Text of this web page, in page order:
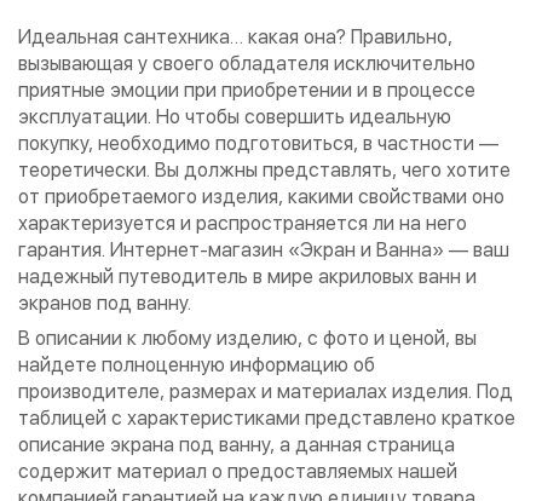
Идеальная сантехника… какая она? Правильно,
вызывающая у своего обладателя исключительно
приятные эмоции при приобретении и в процессе
эксплуатации. Но чтобы совершить идеальную
покупку, необходимо подготовиться, в частности —
теоретически. Вы должны представлять, чего хотите
от приобретаемого изделия, какими свойствами оно
характеризуется и распространяется ли на него
гарантия. Интернет-магазин «Экран и Ванна» — ваш
надежный путеводитель в мире акриловых ванн и
экранов под ванну.
В описании к любому изделию, с фото и ценой, вы
найдете полноценную информацию об
производителе, размерах и материалах изделия. Под
таблицей с характеристиками представлено краткое
описание экрана под ванну, а данная страница
содержит материал о предоставляемых нашей